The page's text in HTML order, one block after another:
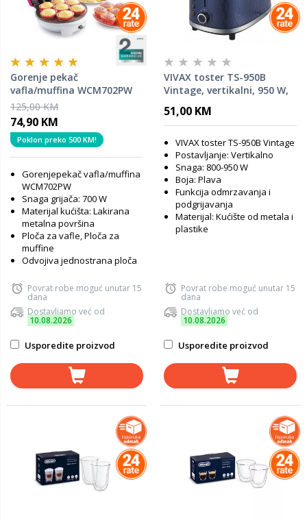
Gorenje pekač
vafla/muffina WCM702PW
125,00 KM
74,90 KM
Poklon preko 500 KM!
Gorenjepekač vafla/muffina
WCM702PW
Snaga grijača: 700 W
Materijal kućišta: Lakirana
metalna površina
Ploča za vafle, Ploča za
muffine
Odvojiva jednostrana ploča
Povrat robe moguć unutar 15
dana
Dostavljamo već od
10.08.2026
Usporedite proizvod
VIVAX toster TS-950B
Vintage, vertikalni, 950 W,
51,00 KM
VIVAX toster TS-950B Vintage
Postavljanje: Vertikalno
Snaga: 800-950 W
Boja: Plava
Funkcija odmrzavanja i
podgrijavanja
Materijal: Kućište od metala i
plastike
Povrat robe moguć unutar 15
dana
Dostavljamo već od
10.08.2026
Usporedite proizvod